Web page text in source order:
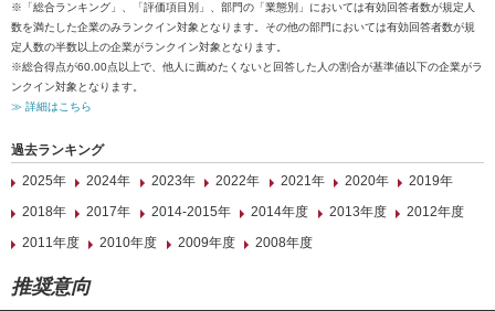
※「総合ランキング」、「評価項目別」、部門の「業態別」においては有効回答者数が規定人
数を満たした企業のみランクイン対象となります。その他の部門においては有効回答者数が規
定人数の半数以上の企業がランクイン対象となります。
※総合得点が60.00点以上で、他人に薦めたくないと回答した人の割合が基準値以下の企業がラ
ンクイン対象となります。
≫ 詳細はこちら
過去ランキング
2025年
2024年 2023年 2022年 2021年 2020年
2019年
2018年
2017年 2014-2015年 2014年度 2013年度
2012年度
2011年度
2010年度 2009年度 2008年度
推奨意向